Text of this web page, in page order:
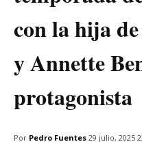
con la hija
y Annette
protagonista
Por Pedro Fuentes 29 julio, 2025